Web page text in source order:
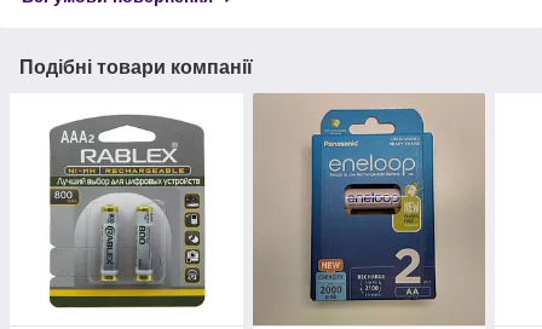
Подібні товари компанії